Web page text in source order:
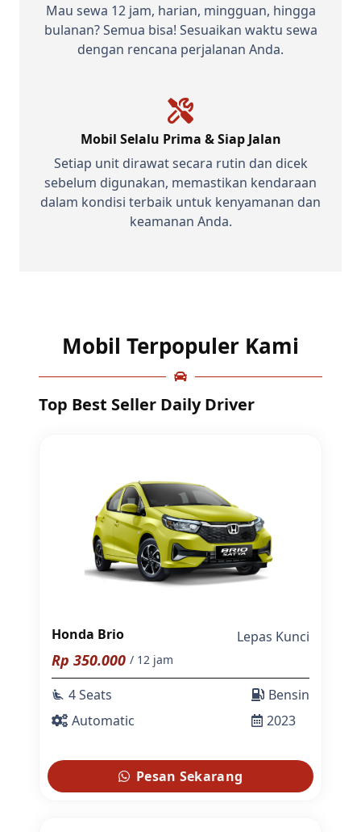
Mau sewa 12 jam, harian, mingguan, hingga
bulanan? Semua bisa! Sesuaikan waktu sewa
dengan rencana perjalanan Anda.
Mobil Selalu Prima & Siap Jalan
Setiap unit dirawat secara rutin dan dicek
sebelum digunakan, memastikan kendaraan
dalam kondisi terbaik untuk kenyamanan dan
keamanan Anda.
Mobil Terpopuler Kami
Top Best Seller Daily Driver
Honda Brio Lepas Kunci
Rp 350.000 / 12 jam
airline_seat_recline_extra 4 Seats
Automatic
Bensin
2023
Pesan Sekarang